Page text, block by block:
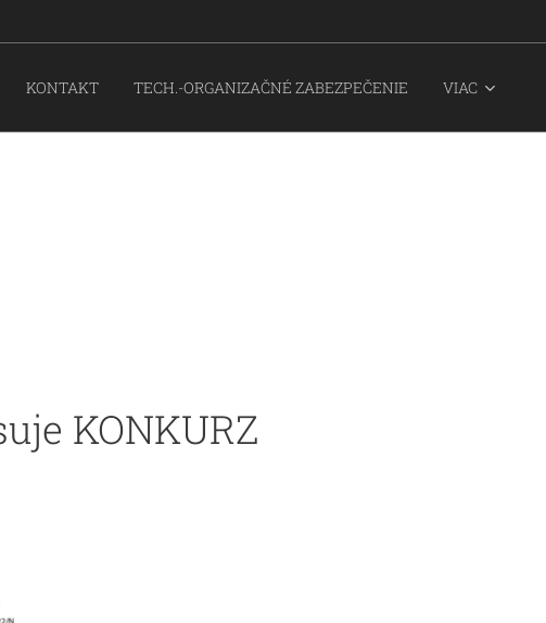
KONTAKT TECH.-ORGANIZAČNÉ ZABEZPEČENIE VIAC
KONKURZ